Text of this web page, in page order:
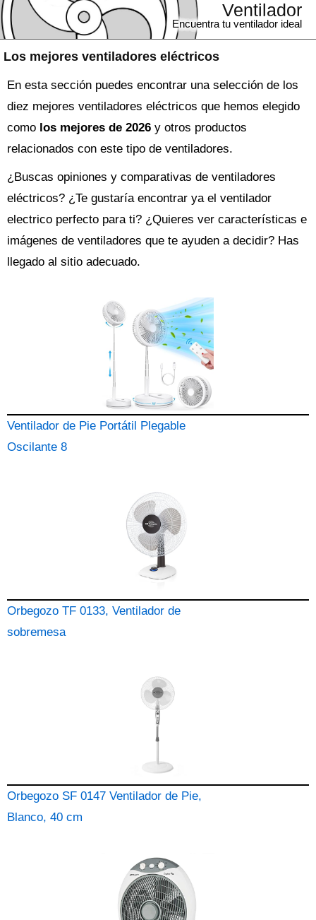
Los mejores ventiladores eléctricos
Ventilador
Encuentra tu ventilador ideal
En esta sección puedes encontrar una selección de los
diez mejores ventiladores eléctricos que hemos elegido
como los mejores de 2026 y otros productos
relacionados con este tipo de ventiladores.
¿Buscas opiniones y comparativas de ventiladores
eléctricos? ¿Te gustaría encontrar ya el ventilador
electrico perfecto para ti? ¿Quieres ver características e
imágenes de ventiladores que te ayuden a decidir? Has
llegado al sitio adecuado.
Ventilador de Pie Portátil Plegable
Oscilante 8
Orbegozo TF 0133, Ventilador de
sobremesa
Orbegozo SF 0147 Ventilador de Pie,
Blanco, 40 cm